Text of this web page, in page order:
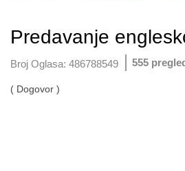
Predavanje
Broj Oglasa: 486788549 555
( Dogovor )